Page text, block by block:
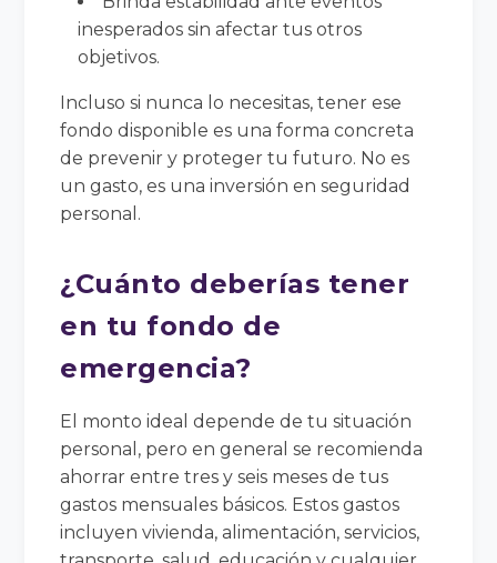
inesperados sin afectar tus otros
objetivos.
Incluso si nunca lo necesitas, tener ese
fondo disponible es una forma concreta
de prevenir y proteger tu futuro. No es
un gasto, es una inversión en seguridad
personal.
¿Cuánto deberías tener
en tu fondo de
emergencia?
El monto ideal depende de tu situación
personal, pero en general se recomienda
ahorrar entre tres y seis meses de tus
gastos mensuales básicos. Estos gastos
incluyen vivienda, alimentación, servicios,